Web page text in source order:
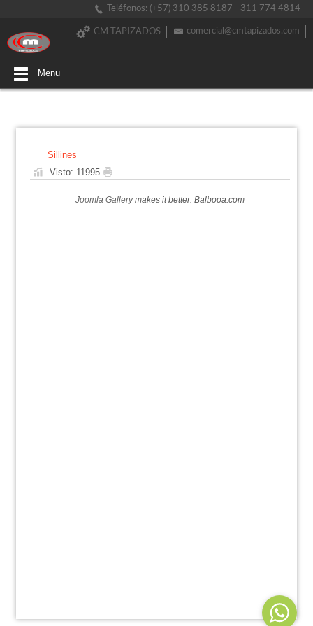
Teléfonos: (+57) 310 385 8187 - 311 774 4814
comercial@cmtapizados.com
CM TAPIZADOS
Menu
Sillines
Visto: 11995
Joomla Gallerymakes it better. Balbooa.com